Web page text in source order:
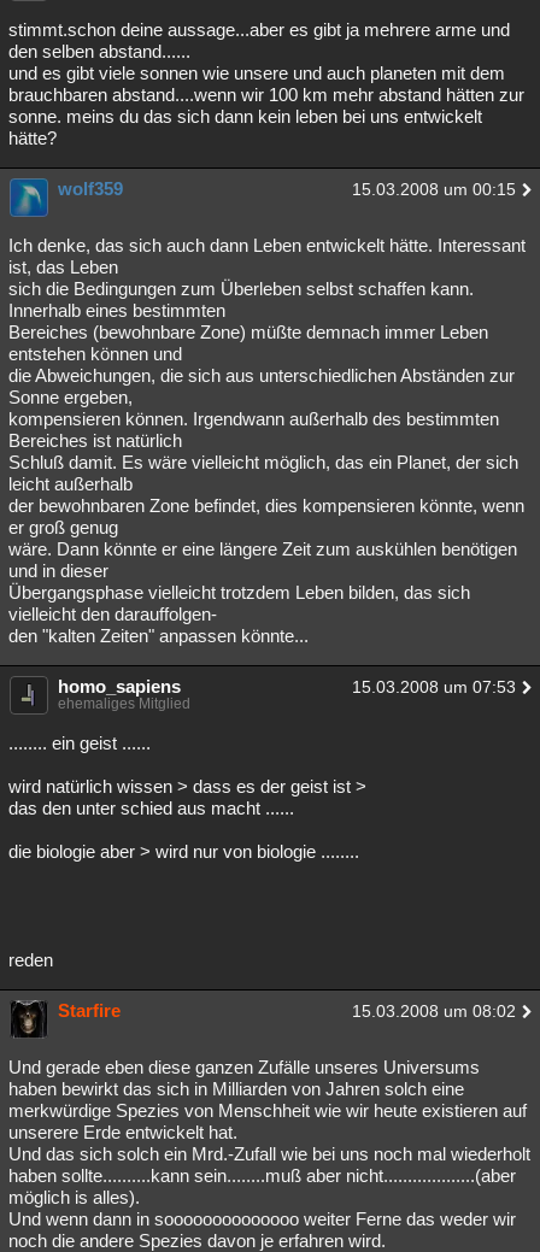
stimmt.schon deine aussage...aber es gibt ja mehrere arme und
den selben abstand......
und es gibt viele sonnen wie unsere und auch planeten mit dem
brauchbaren abstand....wenn wir 100 km mehr abstand hätten zur
sonne. meins du das sich dann kein leben bei uns entwickelt
hätte?
wolf359 15.03.2008 um 00:15
Ich denke, das sich auch dann Leben entwickelt hätte. Interessant
ist, das Leben
sich die Bedingungen zum Überleben selbst schaffen kann.
Innerhalb eines bestimmten
Bereiches (bewohnbare Zone) müßte demnach immer Leben
entstehen können und
die Abweichungen, die sich aus unterschiedlichen Abständen zur
Sonne ergeben,
kompensieren können. Irgendwann außerhalb des bestimmten
Bereiches ist natürlich
Schluß damit. Es wäre vielleicht möglich, das ein Planet, der sich
leicht außerhalb
der bewohnbaren Zone befindet, dies kompensieren könnte, wenn
er groß genug
wäre. Dann könnte er eine längere Zeit zum auskühlen benötigen
und in dieser
Übergangsphase vielleicht trotzdem Leben bilden, das sich
vielleicht den darauffolgen-
den "kalten Zeiten" anpassen könnte...
homo_sapiens 15.03.2008 um 07:53
ehemaliges Mitglied
........ ein geist ......
wird natürlich wissen > dass es der geist ist >
das den unter schied aus macht ......
die biologie aber > wird nur von biologie ........
reden
Starfire 15.03.2008 um 08:02
Und gerade eben diese ganzen Zufälle unseres Universums
haben bewirkt das sich in Milliarden von Jahren solch eine
merkwürdige Spezies von Menschheit wie wir heute existieren auf
unserere Erde entwickelt hat.
Und das sich solch ein Mrd.-Zufall wie bei uns noch mal wiederholt
haben sollte..........kann sein........muß aber nicht...................(aber
möglich is alles).
Und wenn dann in soooooooooooooo weiter Ferne das weder wir
noch die andere Spezies davon je erfahren wird.